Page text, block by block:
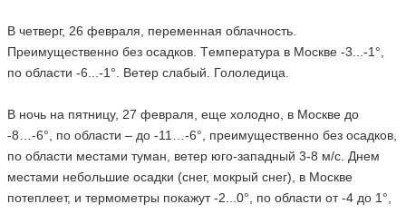
В четверг, 26 февраля, переменная облачность.
Преимущественно без осадков. Tемпература в Москве -3...-1°,
по области -6...-1°. Ветер слабый. Гололедица.
В ночь на пятницу, 27 февраля, еще холодно, в Москве до
-8…-6°, по области – до -11…-6°, преимущественно без осадков,
по области местами туман, ветер юго-западный 3-8 м/с. Днем
местами небольшие осадки (снег, мокрый снег), в Москве
потеплеет, и термометры покажут -2...0°, по области от -4 до 1°,